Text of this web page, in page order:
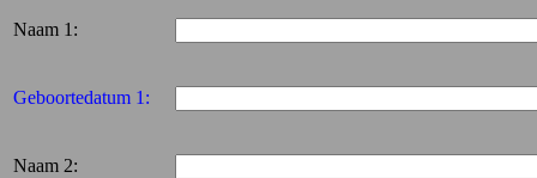
Naam 1:
Geboortedatum 1:
Naam 2: